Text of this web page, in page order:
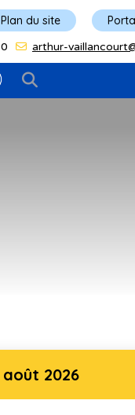
Plan du site
arthur-
août 2026